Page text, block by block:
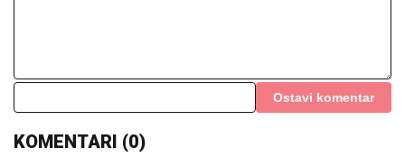
Drama u Beloj kući: Tramp žestoko udario na šefa